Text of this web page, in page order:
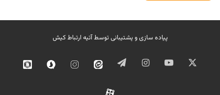
پیاده سازی و پشتیبانی توسطآتیه ارتباط کیش
ایکس یوتیوب اینستاگرامتلگرام ایتا
اینستاگرامسروش